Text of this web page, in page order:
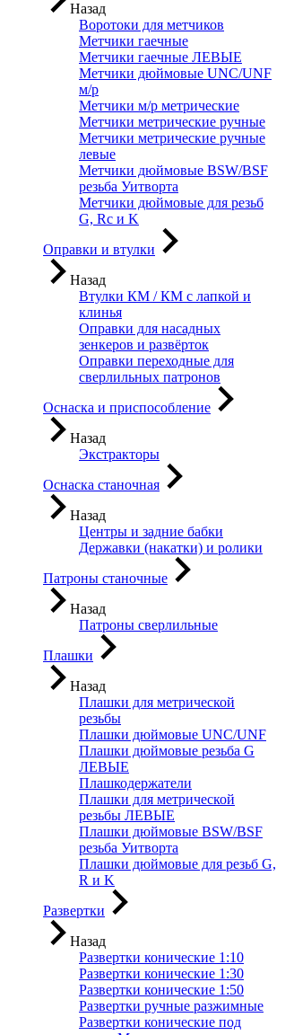
Назад
Воротоки для метчиков
Метчики гаечные
Метчики гаечные ЛЕВЫЕ
Метчики дюймовые UNC/UNF
м/р
Метчики м/р метрические
Метчики метрические ручные
Метчики метрические ручные
левые
Метчики дюймовые BSW/BSF
резьба Уитворта
Метчики дюймовые для резьб
G, Rc и K
Оправки и втулки
Назад
Втулки КМ / КМ с лапкой и
клинья
Оправки для насадных
зенкеров и развёрток
Оправки переходные для
сверлильных патронов
Оснаска и приспособление
Назад
Экстракторы
Оснаска станочная
Назад
Центры и задние бабки
Державки (накатки) и ролики
Патроны станочные
Назад
Патроны сверлильные
Плашки
Назад
Плашки для метрической
резьбы
Плашки дюймовые UNC/UNF
Плашки дюймовые резьба G
ЛЕВЫЕ
Плашкодержатели
Плашки для метрической
резьбы ЛЕВЫЕ
Плашки дюймовые BSW/BSF
резьба Уитворта
Плашки дюймовые для резьб G,
R и K
Развертки
Назад
Развертки конические 1:10
Развертки конические 1:30
Развертки конические 1:50
Развертки ручные разжимные
Развертки конические под